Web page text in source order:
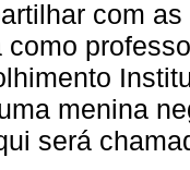
com
como
menina
será